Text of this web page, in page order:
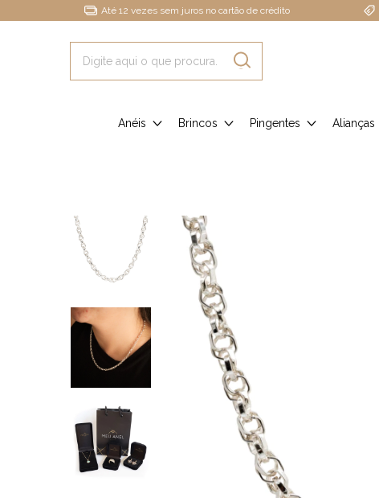
Até 12 vezes sem juros no cartão de crédito
Anéis Brincos Pingentes Alianças